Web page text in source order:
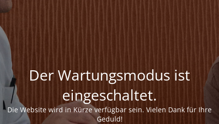
Der Wartungsmodus ist
eingeschaltet.
Die Website wird in Kürze verfügbar sein. Vielen Dank für Ihre
Geduld!